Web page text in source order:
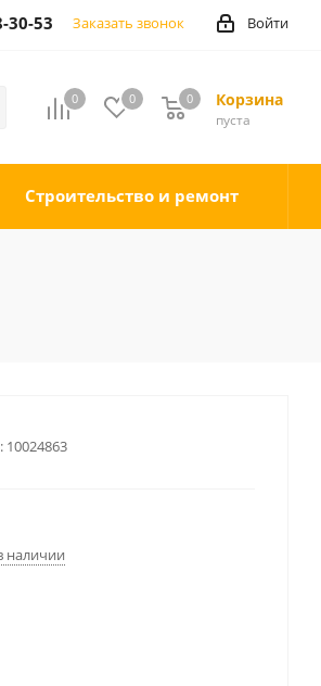
Войти
30-53 Заказать звонок
0 0 Корзина
0
пуста
0
Строительство и ремонт
10024863
наличии